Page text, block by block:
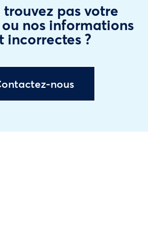
trouvez pas votre
nos informations
incorrectes ?
nous